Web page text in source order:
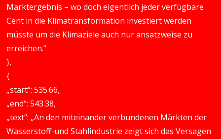
Marktergebnis – wo doch eigentlich jeder verfügbare
Cent in die Klimatransformation investiert werden
müsste um die Klimaziele auch nur ansatzweise zu
erreichen.“
},
{
„start“: 535.66,
„end“: 543.38,
„text“: „An den miteinander verbundenen Märkten der
Wasserstoff-und Stahlindustrie zeigt sich das Versagen